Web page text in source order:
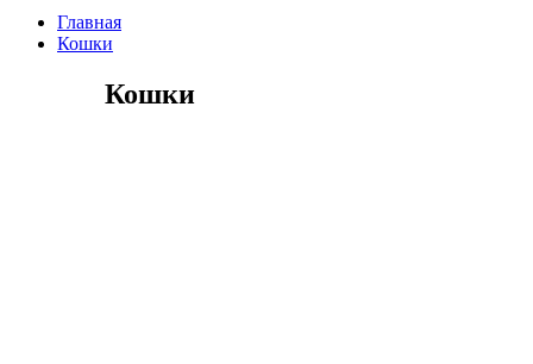
Главная
Кошки
Кошки